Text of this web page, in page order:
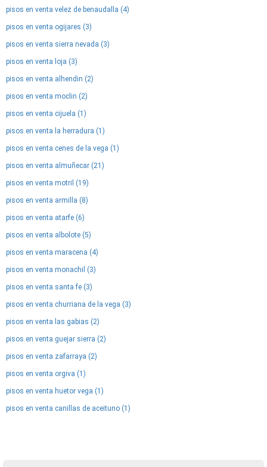
pisos en venta velez de benaudalla (4)
pisos en venta ogijares (3)
pisos en venta sierra nevada (3)
pisos en venta loja (3)
pisos en venta alhendin (2)
pisos en venta moclin (2)
pisos en venta cijuela (1)
pisos en venta la herradura (1)
pisos en venta cenes de la vega (1)
pisos en venta almuñecar (21)
pisos en venta motril (19)
pisos en venta armilla (8)
pisos en venta atarfe (6)
pisos en venta albolote (5)
pisos en venta maracena (4)
pisos en venta monachil (3)
pisos en venta santa fe (3)
pisos en venta churriana de la vega (3)
pisos en venta las gabias (2)
pisos en venta guejar sierra (2)
pisos en venta zafarraya (2)
pisos en venta orgiva (1)
pisos en venta huetor vega (1)
pisos en venta canillas de aceituno (1)